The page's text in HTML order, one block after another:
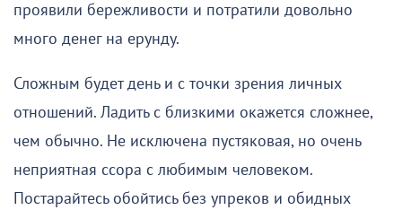
проявили бережливости и потратили довольно
много денег на ерунду.
Сложным будет день и с точки зрения личных
отношений. Ладить с близкими окажется сложнее,
чем обычно. Не исключена пустяковая, но очень
неприятная ссора с любимым человеком.
Постарайтесь обойтись без упреков и обидных